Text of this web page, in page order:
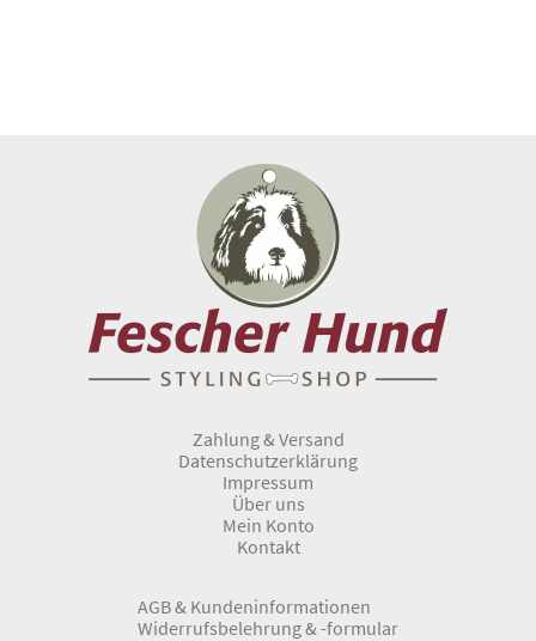
Zahlung & Versand
Datenschutzerklärung
Impressum
Über uns
Mein Konto
Kontakt
AGB & Kundeninformationen
Widerrufsbelehrung & -formular